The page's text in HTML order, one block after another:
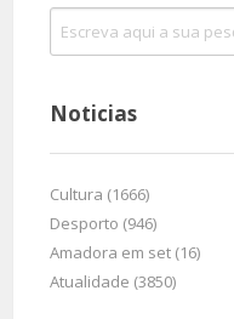
Noticias
Cultura (1666)
Desporto (946)
Amadora em set (16)
Atualidade (3850)